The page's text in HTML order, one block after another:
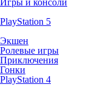
Игры и консоли
PlayStation 5
Экшен
Ролевые игры
Приключения
Гонки
PlayStation 4